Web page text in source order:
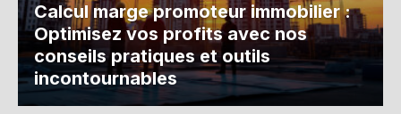
Calcul marge promoteur immobilier :
Optimisez vos profits avec nos
conseils pratiques et outils
incontournables